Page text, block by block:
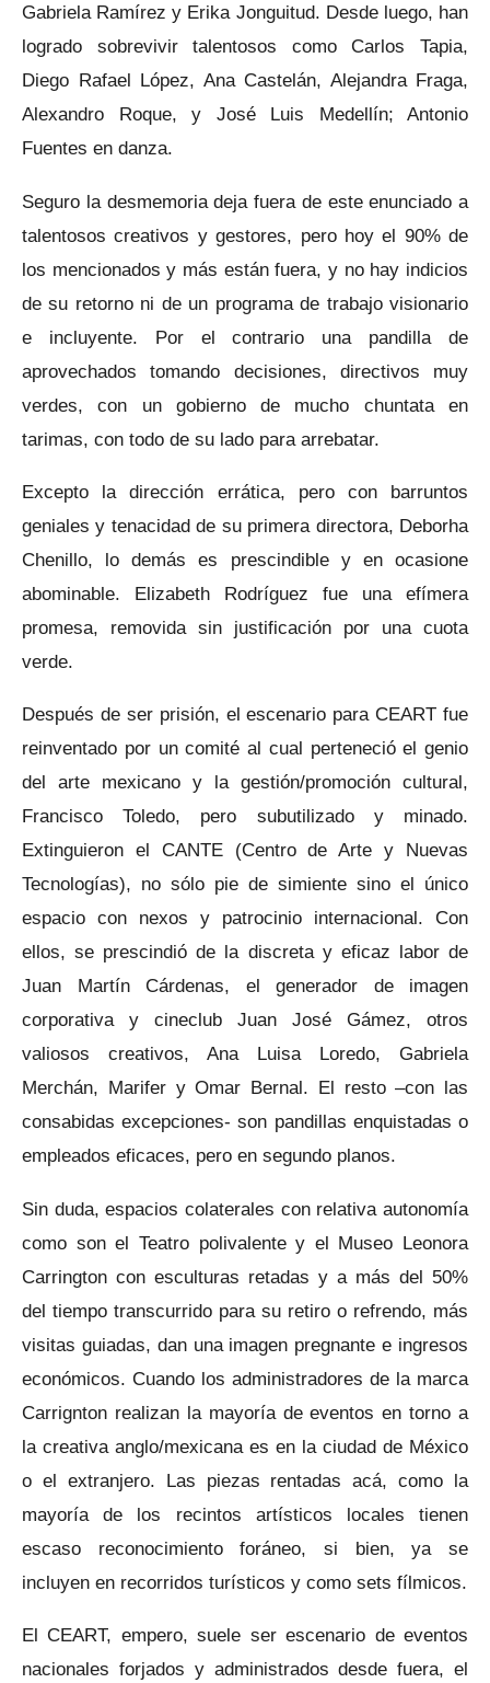
Gabriela Ramírez y Erika Jonguitud. Desde luego, han
logrado sobrevivir talentosos como Carlos Tapia,
Diego Rafael López, Ana Castelán, Alejandra Fraga,
Alexandro Roque, y José Luis Medellín; Antonio
Fuentes en danza.
Seguro la desmemoria deja fuera de este enunciado a
talentosos creativos y gestores, pero hoy el 90% de
los mencionados y más están fuera, y no hay indicios
de su retorno ni de un programa de trabajo visionario
e incluyente. Por el contrario una pandilla de
aprovechados tomando decisiones, directivos muy
verdes, con un gobierno de mucho chuntata en
tarimas, con todo de su lado para arrebatar.
Excepto la dirección errática, pero con barruntos
geniales y tenacidad de su primera directora, Deborha
Chenillo, lo demás es prescindible y en ocasione
abominable. Elizabeth Rodríguez fue una efímera
promesa, removida sin justificación por una cuota
verde.
Después de ser prisión, el escenario para CEART fue
reinventado por un comité al cual perteneció el genio
del arte mexicano y la gestión/promoción cultural,
Francisco Toledo, pero subutilizado y minado.
Extinguieron el CANTE (Centro de Arte y Nuevas
Tecnologías), no sólo pie de simiente sino el único
espacio con nexos y patrocinio internacional. Con
ellos, se prescindió de la discreta y eficaz labor de
Juan Martín Cárdenas, el generador de imagen
corporativa y cineclub Juan José Gámez, otros
valiosos creativos, Ana Luisa Loredo, Gabriela
Merchán, Marifer y Omar Bernal. El resto –con las
consabidas excepciones- son pandillas enquistadas o
empleados eficaces, pero en segundo planos.
Sin duda, espacios colaterales con relativa autonomía
como son el Teatro polivalente y el Museo Leonora
Carrington con esculturas retadas y a más del 50%
del tiempo transcurrido para su retiro o refrendo, más
visitas guiadas, dan una imagen pregnante e ingresos
económicos. Cuando los administradores de la marca
Carrignton realizan la mayoría de eventos en torno a
la creativa anglo/mexicana es en la ciudad de México
o el extranjero. Las piezas rentadas acá, como la
mayoría de los recintos artísticos locales tienen
escaso reconocimiento foráneo, si bien, ya se
incluyen en recorridos turísticos y como sets fílmicos.
El CEART, empero, suele ser escenario de eventos
nacionales forjados y administrados desde fuera, el